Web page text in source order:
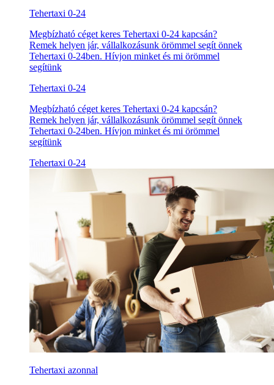
Tehertaxi 0-24
Megbízható céget keres Tehertaxi 0-24 kapcsán?
Remek helyen jár, vállalkozásunk örömmel segít önnek
Tehertaxi 0-24ben. Hívjon minket és mi örömmel
segítünk
Tehertaxi 0-24
Megbízható céget keres Tehertaxi 0-24 kapcsán?
Remek helyen jár, vállalkozásunk örömmel segít önnek
Tehertaxi 0-24ben. Hívjon minket és mi örömmel
segítünk
Tehertaxi 0-24
Tehertaxi azonnal